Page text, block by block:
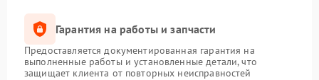
Гарантия на работы и запчасти
Предоставляется документированная гарантия на
выполненные работы и установленные детали, что
защищает клиента от повторных неисправностей